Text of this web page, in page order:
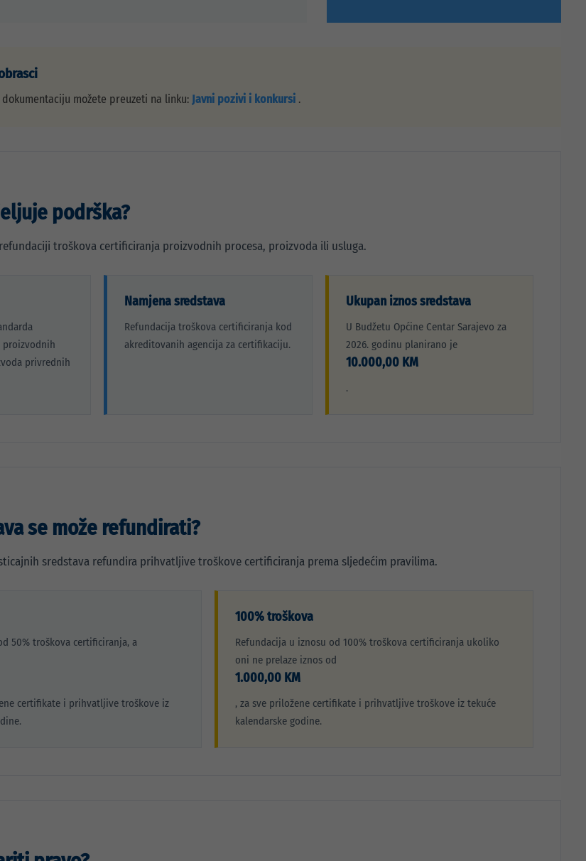
možete preuzeti na linku: Javni pozivi i konkursi .
podrška?
troškova certificiranja proizvodnih procesa, proizvoda ili usluga.
proizvodnih
privrednih
Namjena sredstava
Refundacija troškova certificiranja kod
akreditovanih agencija za certifikaciju.
Ukupan iznos sredstava
U Budžetu Općine Centar Sarajevo za
2026. godinu planirano je
10.000,00 KM
.
se može refundirati?
sredstava refundira prihvatljive troškove certificiranja prema sljedećim pravilima.
50% troškova certificiranja, a
certifikate i prihvatljive troškove iz
100% troškova
Refundacija u iznosu od 100% troškova certificiranja ukoliko
oni ne prelaze iznos od
1.000,00 KM
, za sve priložene certifikate i prihvatljive troškove iz tekuće
kalendarske godine.